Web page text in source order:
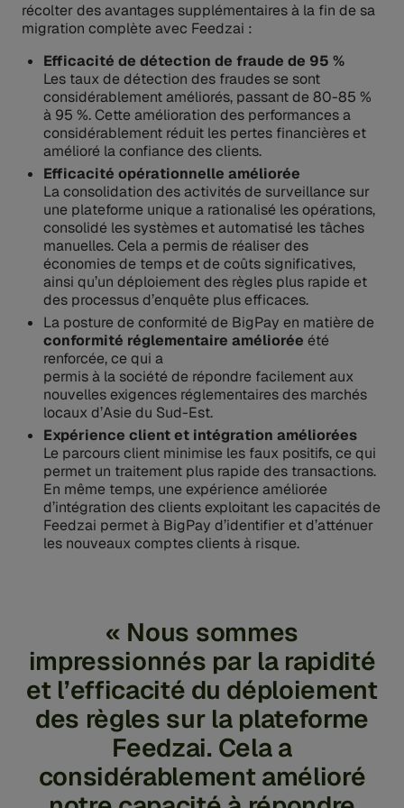
récolter des avantages supplémentaires à la fin de sa
migration complète avec Feedzai :
Efficacité de détection de fraude de 95 %
Les taux de détection des fraudes se sont
considérablement améliorés, passant de 80-85 %
à 95 %. Cette amélioration des performances a
considérablement réduit les pertes financières et
amélioré la confiance des clients.
Efficacité opérationnelle améliorée
La consolidation des activités de surveillance sur
une plateforme unique a rationalisé les opérations,
consolidé les systèmes et automatisé les tâches
manuelles. Cela a permis de réaliser des
économies de temps et de coûts significatives,
ainsi qu’un déploiement des règles plus rapide et
des processus d’enquête plus efficaces.
La posture de conformité de BigPay en matière de
conformité réglementaire améliorée été
renforcée, ce qui a
permis à la société de répondre facilement aux
nouvelles exigences réglementaires des marchés
locaux d’Asie du Sud-Est.
Expérience client et intégration améliorées
Le parcours client minimise les faux positifs, ce qui
permet un traitement plus rapide des transactions.
En même temps, une expérience améliorée
d’intégration des clients exploitant les capacités de
Feedzai permet à BigPay d’identifier et d’atténuer
les nouveaux comptes clients à risque.
« Nous sommes
impressionnés par la rapidité
et l’efficacité du déploiement
des règles sur la plateforme
Feedzai. Cela a
considérablement amélioré